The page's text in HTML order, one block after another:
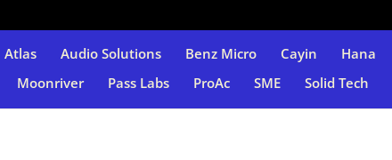
Atlas Audio Solutions Benz Micro Cayin Hana
Moonriver Pass Labs ProAc SME Solid Tech